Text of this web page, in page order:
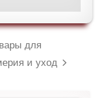
для
и уход